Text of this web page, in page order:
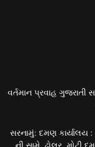
વર્તમાન પ્રવાહ
સરનામું: દમણ